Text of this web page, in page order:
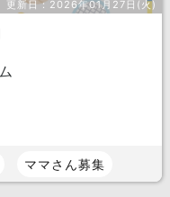
更新日： 2026年01月27日(火)
ママさん募集